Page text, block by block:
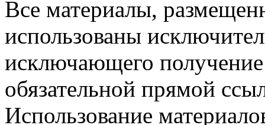
Все материалы,
использованы
исключающего
обязательной прямой
Использование